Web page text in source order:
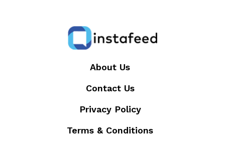
About Us
Contact Us
Privacy Policy
Terms & Conditions